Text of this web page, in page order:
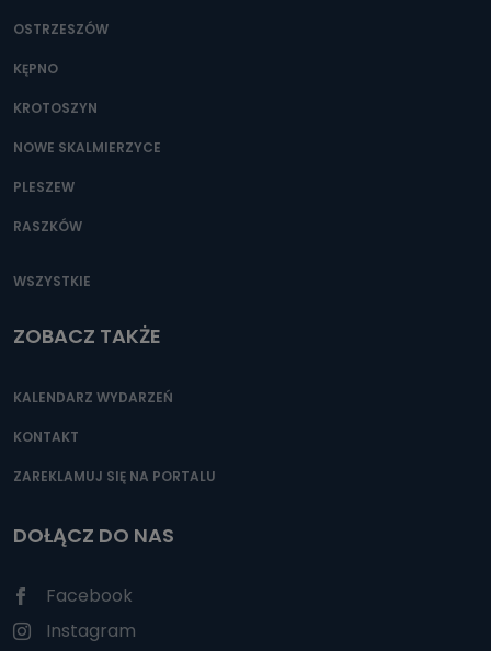
OSTRZESZÓW
KĘPNO
KROTOSZYN
NOWE SKALMIERZYCE
PLESZEW
RASZKÓW
WSZYSTKIE
ZOBACZ TAKŻE
KALENDARZ WYDARZEŃ
KONTAKT
ZAREKLAMUJ SIĘ NA PORTALU
DOŁĄCZ DO NAS
Facebook
Instagram